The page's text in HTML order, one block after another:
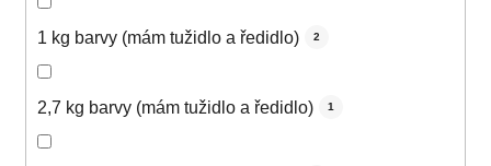
1 kg barvy (mám tužidlo a ředidlo) 2
2,7 kg barvy (mám tužidlo a ředidlo) 1